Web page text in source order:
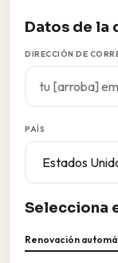
Datos de la
DIRECCIÓN DE
PAÍS
Selecciona
Renovación